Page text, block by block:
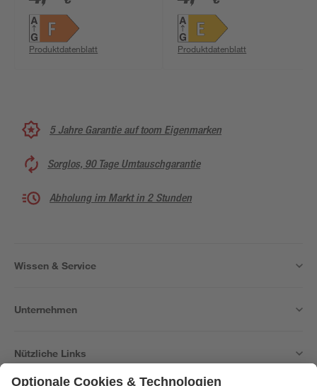
Produktdatenblatt
warmweiß
Produktdatenblatt
5 Jahre Garantie auf toom Eigenmarken
Sorglos, 90 Tage Umtauschgarantie
Abholung im Markt in 2 Stunden
Wissen & Service
Unternehmen
Nützliche Links